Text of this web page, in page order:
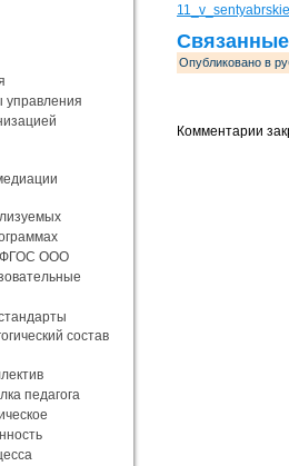
управления
ООО
состав
педагога
Опубликовано в
Комментарии